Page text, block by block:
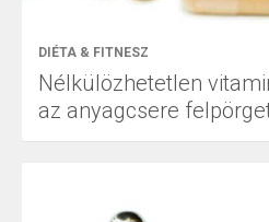
DIÉTA & FITNESZ
Nélkülözhetetlen
az anyagcsere